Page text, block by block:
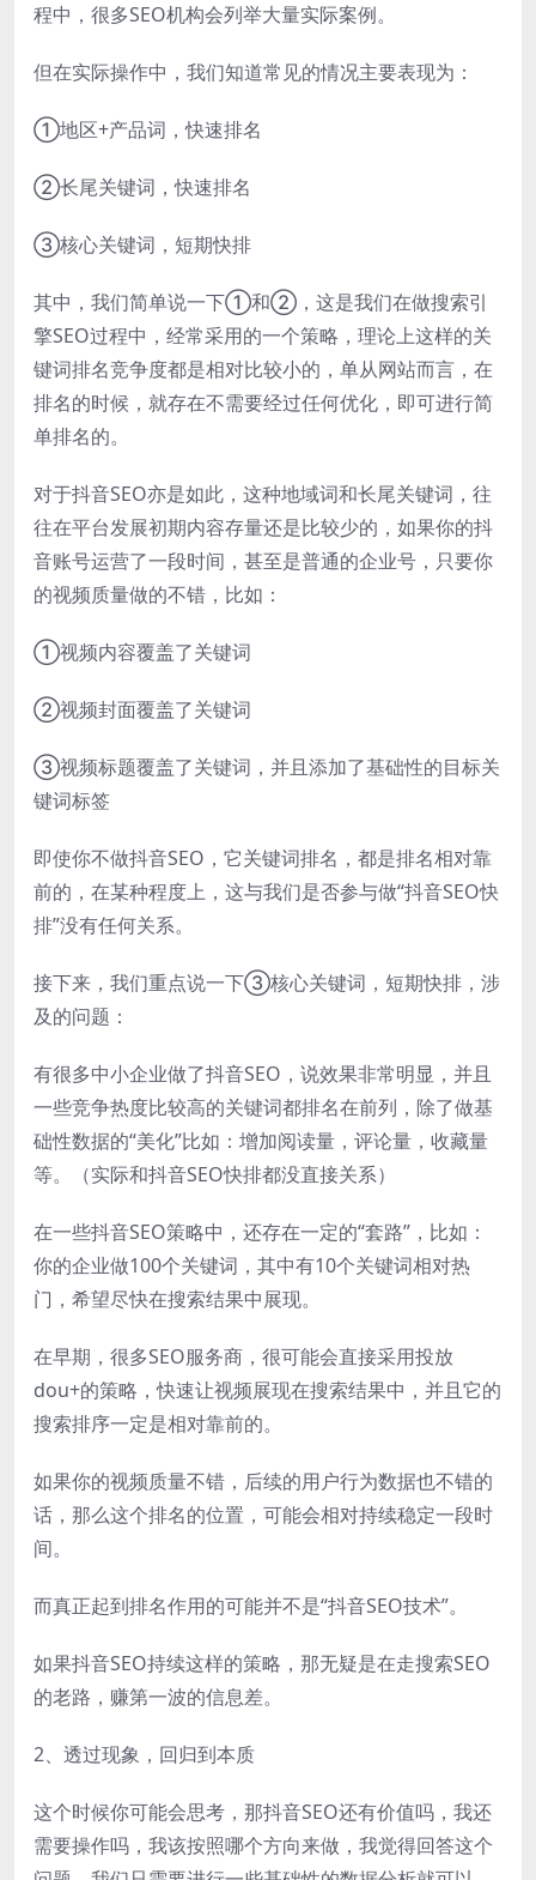
程中，很多SEO机构会列举大量实际案例。
但在实际操作中，我们知道常见的情况主要表现为：
①地区+产品词，快速排名
②长尾关键词，快速排名
③核心关键词，短期快排
其中，我们简单说一下①和②，这是我们在做搜索引
擎SEO过程中，经常采用的一个策略，理论上这样的关
键词排名竞争度都是相对比较小的，单从网站而言，在
排名的时候，就存在不需要经过任何优化，即可进行简
单排名的。
对于抖音SEO亦是如此，这种地域词和长尾关键词，往
往在平台发展初期内容存量还是比较少的，如果你的抖
音账号运营了一段时间，甚至是普通的企业号，只要你
的视频质量做的不错，比如：
①视频内容覆盖了关键词
②视频封面覆盖了关键词
③视频标题覆盖了关键词，并且添加了基础性的目标关
键词标签
即使你不做抖音SEO，它关键词排名，都是排名相对靠
前的，在某种程度上，这与我们是否参与做“抖音SEO快
排”没有任何关系。
接下来，我们重点说一下③核心关键词，短期快排，涉
及的问题：
有很多中小企业做了抖音SEO，说效果非常明显，并且
一些竞争热度比较高的关键词都排名在前列，除了做基
础性数据的“美化”比如：增加阅读量，评论量，收藏量
等。（实际和抖音SEO快排都没直接关系）
在一些抖音SEO策略中，还存在一定的“套路”，比如：
你的企业做100个关键词，其中有10个关键词相对热
门，希望尽快在搜索结果中展现。
在早期，很多SEO服务商，很可能会直接采用投放
dou+的策略，快速让视频展现在搜索结果中，并且它的
搜索排序一定是相对靠前的。
如果你的视频质量不错，后续的用户行为数据也不错的
话，那么这个排名的位置，可能会相对持续稳定一段时
间。
而真正起到排名作用的可能并不是“抖音SEO技术”。
如果抖音SEO持续这样的策略，那无疑是在走搜索SEO
的老路，赚第一波的信息差。
2、透过现象，回归到本质
这个时候你可能会思考，那抖音SEO还有价值吗，我还
需要操作吗，我该按照哪个方向来做，我觉得回答这个